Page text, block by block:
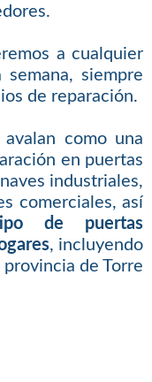
a cualquier
siempre
de reparación.
como una
en puertas
industriales,
comerciales, así
de puertas
, incluyendo
de Torre